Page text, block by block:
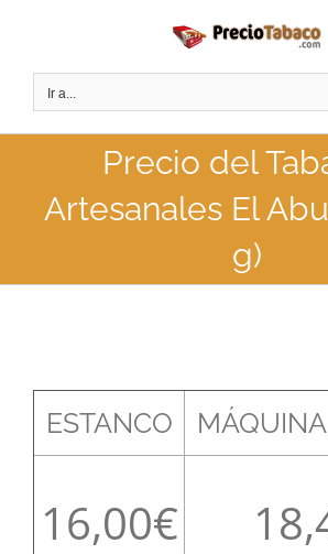
contenido
Ir a...
Precio del
Artesanales El
g)
ESTANCO
16,00